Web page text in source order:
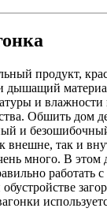
продукт,
дышащий
и
Обшить дом
и
внешне, так и
много. В этом
работать